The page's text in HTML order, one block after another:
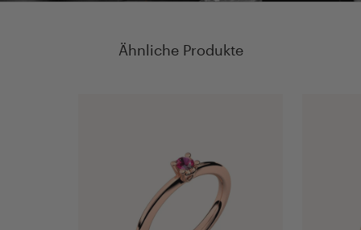
Ähnliche Produkte